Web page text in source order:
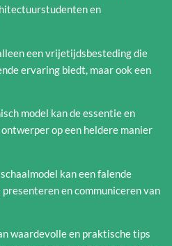
en
een vrijetijdsbesteding die
ervaring biedt, maar ook een
model kan de essentie en
op een heldere manier
kan een falende
en communiceren van
waardevolle en praktische tips